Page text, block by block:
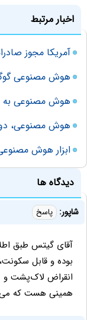
اخبار مرتبط
آمریکا مجوز
هوش مصنوعی
هوش مصنوعی به
هوش مصنوعی،
ابزار هوش
دیدگاه ها
شاپور: پاسخ
آقای گیتس طبق
بوده و قابل
انقراض لاک‌پشت و
همینی هست که